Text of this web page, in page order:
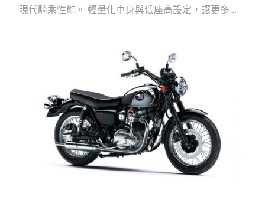
現代騎乘性能。 輕量化車身與低座高設定，讓更多...